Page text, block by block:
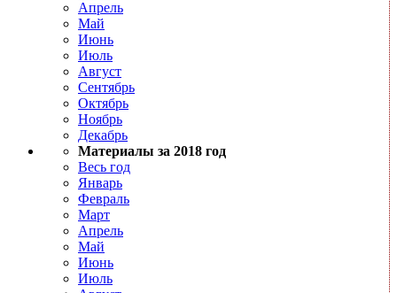
Апрель
Май
Июнь
Июль
Август
Сентябрь
Октябрь
Ноябрь
Декабрь
Материалы за 2018 год
Весь год
Январь
Февраль
Март
Апрель
Май
Июнь
Июль